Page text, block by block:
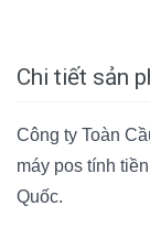
Chi tiết sản
Công ty Toàn
máy pos tính
Quốc.